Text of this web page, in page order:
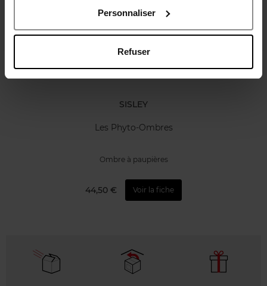
Personnaliser
Refuser
SISLEY
Les Phyto-Ombres
Ombre à paupières
44,50 € Voir la fiche